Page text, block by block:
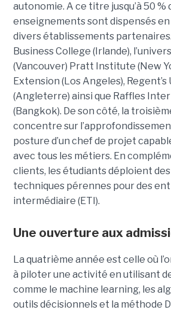
autonomie. A ce titre jusqu’à 50 %
enseignements sont dispensés en
divers établissements
Business College (Irlande),
(Vancouver) Pratt Institute (New
Extension (Los Angeles),
(Angleterre) ainsi que Raffles
(Bangkok). De son côté, la
concentre sur
posture d’un chef de projet
avec tous les métiers. En
clients, les étudiants déploient
techniques pérennes pour des
intermédiaire (ETI).
Une ouverture aux
La quatrième année est celle où
à piloter une activité en utilisant
comme le machine learning, les
outils décisionnels et la méthode